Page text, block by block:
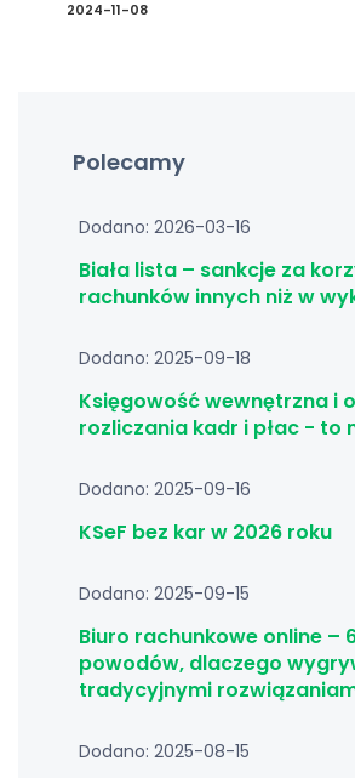
2024-11-08
Polecamy
Dodano: 2026-03-16
Biała lista – sankcje za
rachunków innych niż w
Dodano: 2025-09-18
Księgowość wewnętrzna i
rozliczania kadr i płac - to
Dodano: 2025-09-16
KSeF bez kar w 2026 roku
Dodano: 2025-09-15
Biuro rachunkowe online –
powodów, dlaczego
tradycyjnymi
Dodano: 2025-08-15